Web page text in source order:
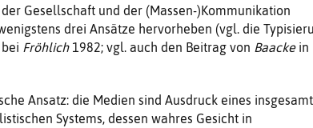
Gesellschaft und der (Massen-)Kommunikation
drei An­sätze hervorheben (vgl. die
Fröh­lich 1982; vgl. auch den Beitrag von Baackein
Ansatz: die Medien sind Ausdruck eines ins­gesamt
Systems, dessen wahres Ge­sicht in